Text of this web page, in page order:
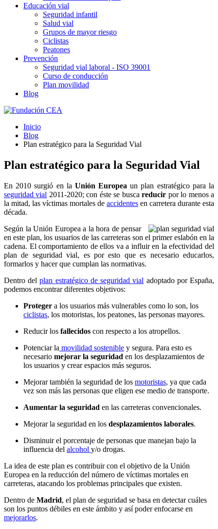
Educación vial
Seguridad infantil
Salud vial
Grupos de mayor riesgo
Ciclistas
Peatones
Prevención
Seguridad vial laboral - ISO 39001
Curso de conducción
Plan movilidad
Blog
Inicio
Blog
Plan estratégico para la Seguridad Vial
Plan estratégico para la Seguridad Vial
En 2010 surgió en la Unión Europea un plan estratégico para la
seguridad vial 2011-2020; con éste se buscareducir por lo menos a
la mitad, las víctimas mortales de accidentes en carretera durante esta
década.
Según la Unión Europea a la hora de pensar
en este plan, los usuarios de las carreteras son el primer eslabón en la
cadena. El comportamiento de ellos va a influir en la efectividad del
plan de seguridad vial, es por esto que es necesario educarlos,
formarlos y hacer que cumplan las normativas.
Dentro delplan estratégico de seguridad vial adoptado por España,
podemos encontrar diferentes objetivos:
Proteger a los usuarios más vulnerables como lo son, los
ciclistas, los motoristas, los peatones, las personas mayores.
Reducir los fallecidos con respecto a los atropellos.
Potenciar la movilidad sostenible y segura. Para esto es
necesario mejorar la seguridad en los desplazamientos de
los usuarios y crear espacios más seguros.
Mejorar también la seguridad de los motoristas, ya que cada
vez son más las personas que eligen ese medio de transporte.
Aumentar la seguridad en las carreteras convencionales.
Mejorar la seguridad en los desplazamientos laborales.
Disminuir el porcentaje de personas que manejan bajo la
influencia del alcohol y/o drogas.
La idea de este plan es contribuir con el objetivo de la Unión
Europea en la reducción del número de víctimas mortales en
carreteras, atacando los problemas principales que existen.
Dentro de Madrid, el plan de seguridad se basa en detectar cuáles
son los puntos débiles en este ámbito y así poder enfocarse en
mejorarlos.